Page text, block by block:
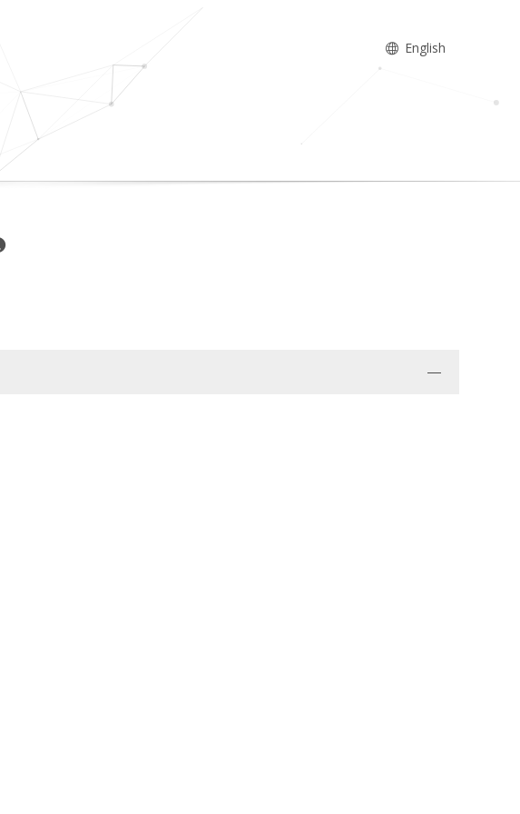
English